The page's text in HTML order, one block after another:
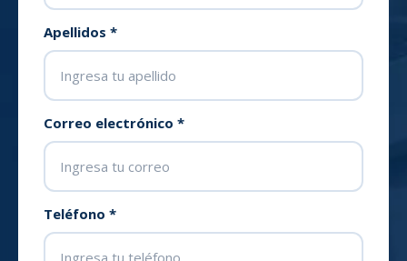
Apellidos *
Correo electrónico *
Teléfono *